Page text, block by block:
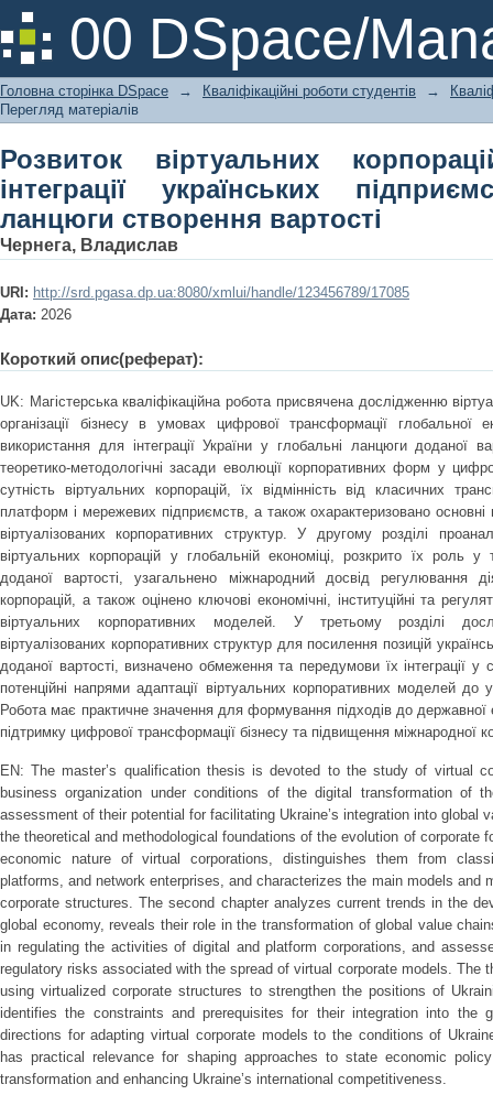
00 DSpace/
Розвиток віртуальних
підприємств в глобальні ланцюги
Головна сторінка DSpace → Кваліфікаційні роботи студентів →
Перегляд матеріалів
Розвиток віртуальних
інтеграції українських
ланцюги створення вартості
Чернега, Владислав
URI: http://srd.pgasa.dp.ua:8080/xmlui/handle/123456789/17085
Дата: 2026
Короткий опис(реферат):
UK: Магістерська кваліфікаційна робота присвячена дослідженню
організації бізнесу в умовах цифрової трансформації глобальної
використання для інтеграції України у глобальні ланцюги доданої
теоретико-методологічні засади еволюції корпоративних форм у
сутність віртуальних корпорацій, їх відмінність від класичних
платформ і мережевих підприємств, а також охарактеризовано
віртуалізованих корпоративних структур. У другому розділі
віртуальних корпорацій у глобальній економіці, розкрито їх роль у
доданої вартості, узагальнено міжнародний досвід регулювання
корпорацій, а також оцінено ключові економічні, інституційні та
віртуальних корпоративних моделей. У третьому розділі
віртуалізованих корпоративних структур для посилення позицій
доданої вартості, визначено обмеження та передумови їх інтеграції у
потенційні напрями адаптації віртуальних корпоративних моделей до
Робота має практичне значення для формування підходів до державної
підтримку цифрової трансформації бізнесу та підвищення міжнародної
EN: The master’s qualification thesis is devoted to the study of virtual
business organization under conditions of the digital transformation of
assessment of their potential for facilitating Ukraine’s integration into global
the theoretical and methodological foundations of the evolution of corporate
economic nature of virtual corporations, distinguishes them from
platforms, and network enterprises, and characterizes the main models and
corporate structures. The second chapter analyzes current trends in the
global economy, reveals their role in the transformation of global value
in regulating the activities of digital and platform corporations, and
regulatory risks associated with the spread of virtual corporate models. The
using virtualized corporate structures to strengthen the positions of
identifies the constraints and prerequisites for their integration into the
directions for adapting virtual corporate models to the conditions of
has practical relevance for shaping approaches to state economic
transformation and enhancing Ukraine’s international competitiveness.